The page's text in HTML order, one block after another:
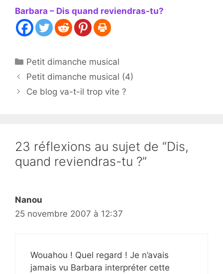
Barbara – Dis quand reviendras-tu?
Catégories
Petit dimanche musical
Petit dimanche musical (4)
Ce blog va-t-il trop vite ?
23 réflexions au sujet de “Dis,
quand reviendras-tu ?”
Nanou
25 novembre 2007 à 12:37
Wouahou ! Quel regard ! Je n’avais
jamais vu Barbara interpréter cette